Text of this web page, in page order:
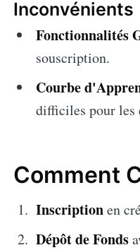
Inconvénients
Fonctionnalités
souscription.
Courbe
difficiles pour les
Comment
Inscriptionen
Dépôt de Fonds